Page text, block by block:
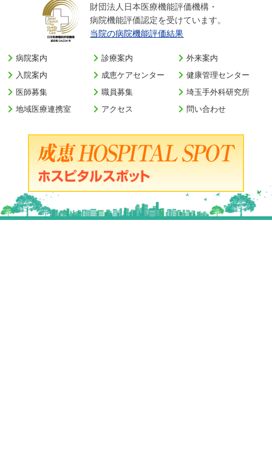
財団法人日本医療機能評価機構・
病院機能評価認定を受けています。
当院の病院機能評価結果
病院案内 診療案内
外来案内
入院案内
成恵ケアセンター
健康管理センター
医師募集
職員募集
埼玉手外科研究所
地域医療連携室
アクセス 問い合わせ